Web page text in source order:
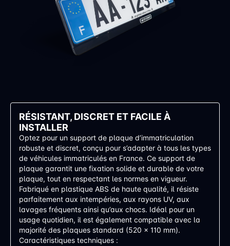
RÉSISTANT, DISCRET ET FACILE À
INSTALLER
Optez pour un support de plaque d’immatriculation
robuste et discret, conçu pour s’adapter à tous les types
de véhicules immatriculés en France. Ce support de
plaque garantit une fixation solide et durable de votre
plaque, tout en respectant les normes en vigueur.
Fabriqué en plastique ABS de haute qualité, il résiste
parfaitement aux intempéries, aux rayons UV, aux
lavages fréquents ainsi qu’aux chocs. Idéal pour un
usage quotidien, il est également compatible avec la
majorité des plaques standard (520 x 110 mm).
Caractéristiques techniques :